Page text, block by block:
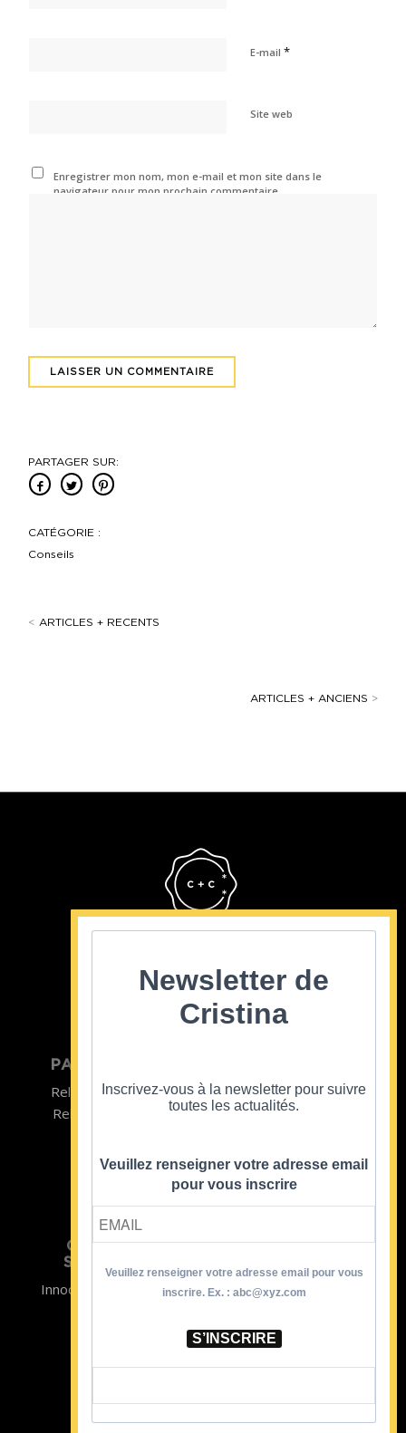
E-mail*
Site web
Enregistrer mon nom, mon e-mail et mon site dans le
navigateur pour mon prochain commentaire.
PARTAGER SUR:
CATÉGORIE :
Conseils
< ARTICLES + RECENTS
ARTICLES + ANCIENS >
PARTICULIER
Relooking homme
Relooking femme
Team Building
Formations
CRISTINA
SOUTIENT
Innocence en Danger
Contact
Mentions
Newsletter de
Cristina
Inscrivez-vous à la newsletter pour suivre
toutes les actualités.
Veuillez renseigner votre adresse email
pour vous inscrire
Veuillez renseigner votre adresse email pour vous
inscrire. Ex. : abc@xyz.com
S’INSCRIRE